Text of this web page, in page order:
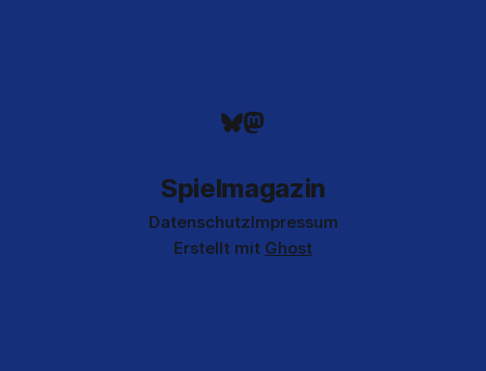
Spielmagazin
DatenschutzImpressum
Erstellt mit Ghost